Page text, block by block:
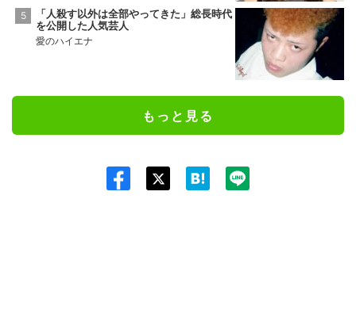
「人殺す以外は全部やってきた」総長時代
を公開した人気芸人
愛のハイエナ
もっと見る